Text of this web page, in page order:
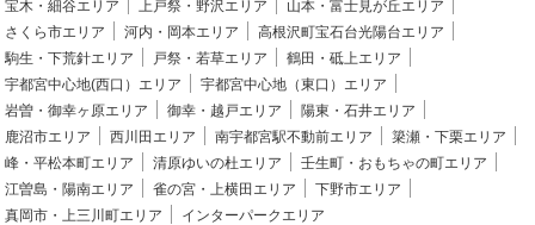
宝木・細谷エリア 上戸祭・野沢エリア
山本・富士見が丘エリア
さくら市エリア
河内・岡本エリア
高根沢町宝石台光陽台エリア
駒生・下荒針エリア
戸祭・若草エリア
鶴田・砥上エリア
宇都宮中心地(西口）エリア
宇都宮中心地（東口）エリア
岩曽・御幸ヶ原エリア
御幸・越戸エリア
陽東・石井エリア
鹿沼市エリア
西川田エリア 南宇都宮駅不動前エリア
簗瀬・下栗エリア
峰・平松本町エリア
清原ゆいの杜エリア
壬生町・おもちゃの町エリア
江曽島・陽南エリア
雀の宮・上横田エリア
下野市エリア
真岡市・上三川町エリア
インターパークエリア